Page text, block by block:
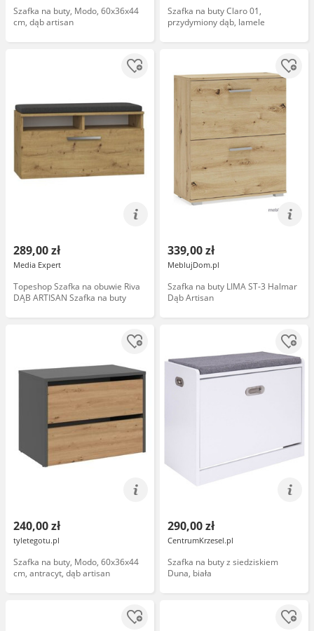
Szafka na buty, Modo, 60x36x44
cm, dąb artisan
Szafka na buty Claro 01,
przydymiony dąb, lamele
289,00 zł
Media Expert
Topeshop Szafka na obuwie Riva
DĄB ARTISAN Szafka na buty
339,00 zł
MeblujDom.pl
Szafka na buty LIMA ST-3 Halmar
Dąb Artisan
240,00 zł
tyletegotu.pl
Szafka na buty, Modo, 60x36x44
cm, antracyt, dąb artisan
290,00 zł
CentrumKrzesel.pl
Szafka na buty z siedziskiem
Duna, biała